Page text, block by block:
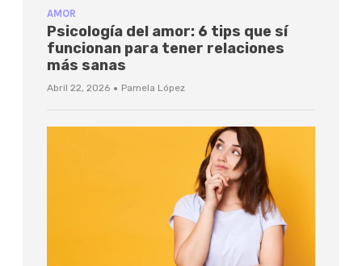
AMOR
Psicología del amor: 6 tips que sí
funcionan para tener relaciones
más sanas
Abril 22, 2026 · Pamela López